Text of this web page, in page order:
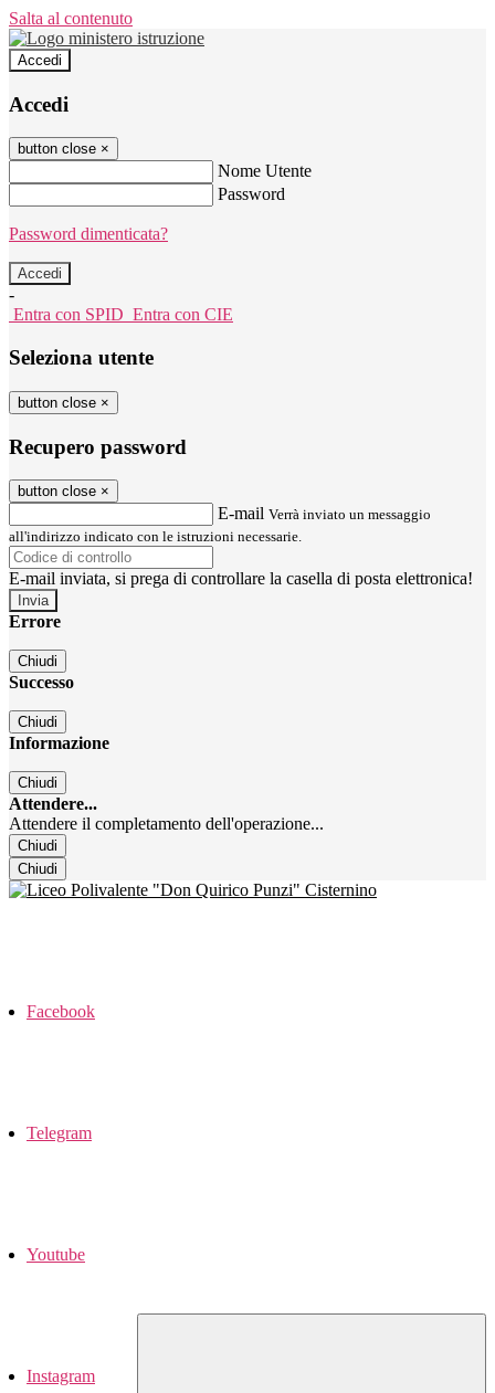
Salta al contenuto
Accedi
Accedi
button close ×
Nome Utente
Password
Password dimenticata?
-
Entra con SPID Entra con CIE
Seleziona utente
button close ×
Recupero password
button close ×
E-mail Verrà inviato un messaggio
all'indirizzo indicato con le istruzioni necessarie.
E-mail inviata, si prega di controllare la casella di posta elettronica!
Errore
Chiudi
Successo
Chiudi
Informazione
Chiudi
Attendere...
Attendere il completamento dell'operazione...
Chiudi
Chiudi
Facebook
Telegram
Youtube
Instagram